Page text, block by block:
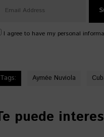
I agree to have my personal
Tags: Aymée Nuviola
puede